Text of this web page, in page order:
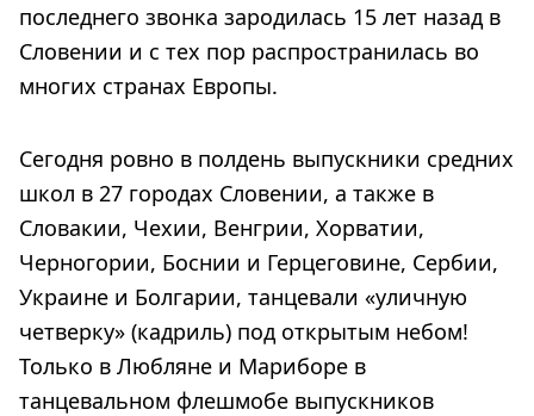
последнего звонка зародилась 15 лет назад в
Словении и с тех пор распространилась во
многих странах Европы.
Сегодня ровно в полдень выпускники средних
школ в 27 городах Словении, а также в
Словакии, Чехии, Венгрии, Хорватии,
Черногории, Боснии и Герцеговине, Сербии,
Украине и Болгарии, танцевали «уличную
четверку» (кадриль) под открытым небом!
Только в Любляне и Мариборе в
танцевальном флешмобе выпускников